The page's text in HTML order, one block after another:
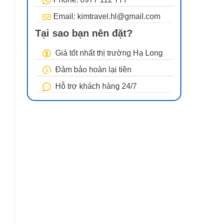
Email: kimtravel.hl@gmail.com
Tại sao bạn nên đặt?
Giá tốt nhất thị trường Hạ Long
Đảm bảo hoàn lại tiền
Hỗ trợ khách hàng 24/7